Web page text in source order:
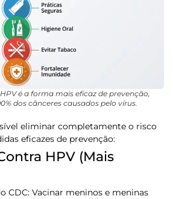
é a forma mais eficaz de prevenção,
dos cânceres causados pelo vírus.
eliminar completamente o risco
eficazes de prevenção:
HPV (Mais
CDC: Vacinar meninos e meninas